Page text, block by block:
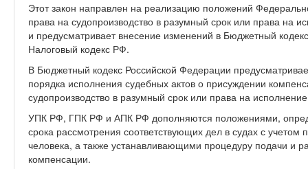
Этот закон направлен на реализацию положений
права на судопроизводство в разумный срок или права на
и предусматривает внесение изменений в Бюджетный
Налоговый кодекс РФ.
В Бюджетный кодекс Российской Федерации
порядка исполнения судебных актов о присуждении
судопроизводство в разумный срок или права на
УПК РФ, ГПК РФ и АПК РФ дополняются положениями,
срока рассмотрения соответствующих дел в судах с учетом
человека, а также устанавливающими процедуру подачи и
компенсации.